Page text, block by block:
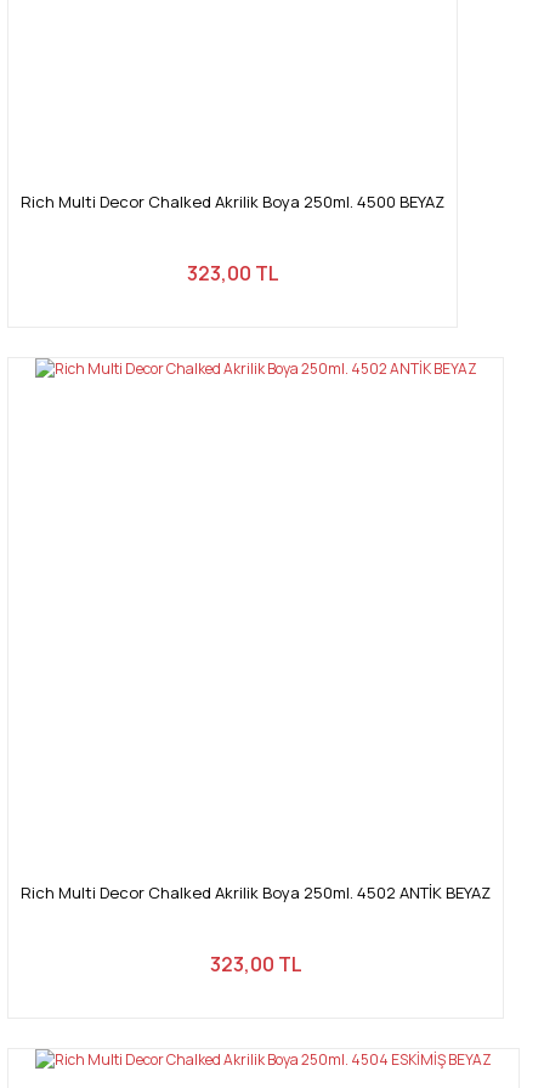
Rich Multi Decor Chalked Akrilik Boya 250ml. 4500 BEYAZ
323,00 TL
Rich Multi Decor Chalked Akrilik Boya 250ml. 4502 ANTİK BEYAZ
323,00 TL